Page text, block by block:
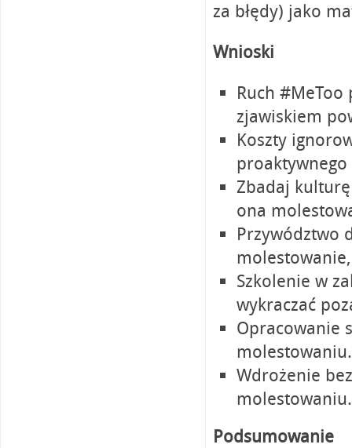
za błędy) jako
Wnioski
Ruch #MeToo
zjawiskiem
Koszty
Zbadaj
ona
Przywództwo
Szkolenie w
wykraczać
Opracowanie
molestowaniu.
Wdrożenie
molestowaniu.
Podsumowanie